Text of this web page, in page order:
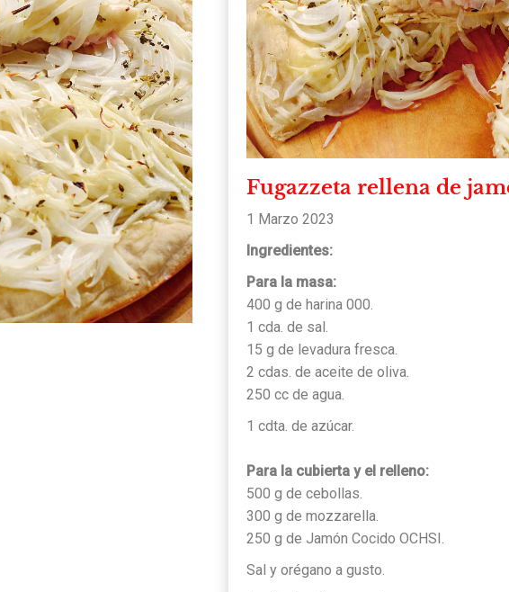
Fugazzeta rellena de
1 Marzo 2023
Ingredientes:
Para la masa:
400 g de harina 000.
1 cda. de sal.
15 g de levadura fresca.
2 cdas. de aceite de oliva.
250 cc de agua.
1 cdta. de azúcar.
Para la cubierta y el relleno:
500 g de cebollas.
300 g de mozzarella.
250 g de Jamón Cocido OCHSI.
Sal y orégano a gusto.